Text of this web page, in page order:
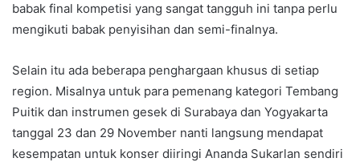
babak final kompetisi yang sangat tangguh ini tanpa perlu
mengikuti babak penyisihan dan semi-finalnya.
Selain itu ada beberapa penghargaan khusus di setiap
region. Misalnya untuk para pemenang kategori Tembang
Puitik dan instrumen gesek di Surabaya dan Yogyakarta
tanggal 23 dan 29 November nanti langsung mendapat
kesempatan untuk konser diiringi Ananda Sukarlan sendiri